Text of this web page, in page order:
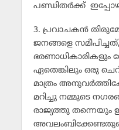
പണ്ഡിതര്‍ക്ക്
3. പ്രവാചകന്‍
ജനങ്ങളെ
ഭരണാധികാരികളും
ഏതെങ്കിലും ഒരു
മാത്രം
മറിച്ചു നമ്മുടെ
രാജ്യത്തു തന്നെയും